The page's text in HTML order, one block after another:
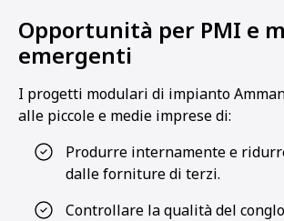
Opportunità per PMI e
emergenti
I progetti modulari di impianto
alle piccole e medie imprese di:
Produrre internamente e
dalle forniture di terzi.
Controllare la qualità del